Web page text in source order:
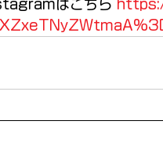
はこちら